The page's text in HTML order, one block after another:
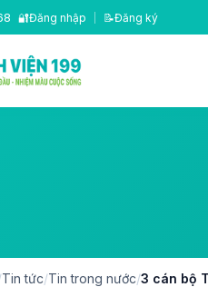
🔐Đăng nhập 📝Đăng ký
Tin tức/Tin trong nước/3 cán bộ